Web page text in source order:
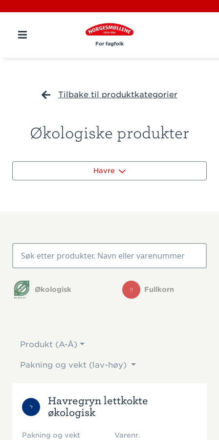
For fagfolk
Tilbake til produktkategorier
Økologiske produkter
Havre
Økologisk Fullkorn
Produkt (A-Å)
Pakning og vekt (lav-høy)
Havregryn lettkokte
økologisk
Pakning og vekt Varenr.